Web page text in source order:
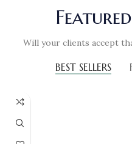
Will your clients accept
BEST SELLERS